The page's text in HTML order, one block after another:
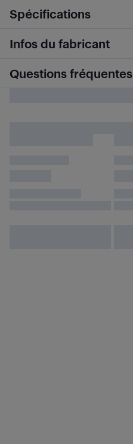
Spécifications
Infos du fabricant
Questions fréquentes